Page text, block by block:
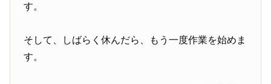
す。
そして、しばらく休んだら、もう一度作業を始めま
す。